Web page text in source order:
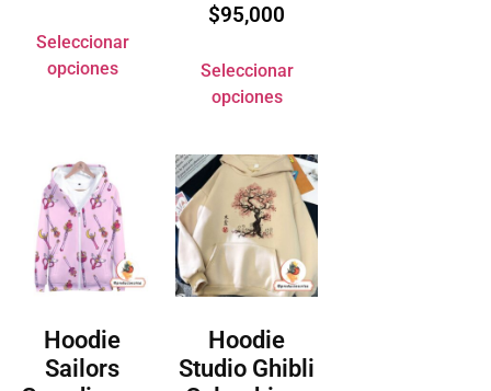
Seleccionar
opciones
$95,000
Seleccionar
opciones
Hoodie
Sailors
Hoodie
Studio Ghibli